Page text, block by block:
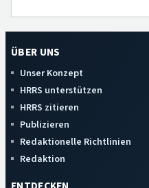
ÜBER UNS
Unser Konzept
HRRS unterstützen
HRRS zitieren
Publizieren
Redaktionelle Richtlinien
Redaktion